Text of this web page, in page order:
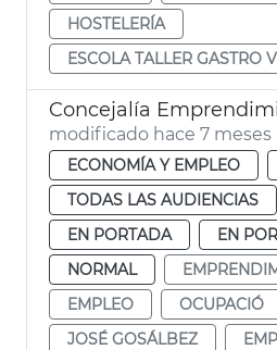
HOSTELERÍA
ESCOLA TALLER GASTRO
modificado hace 7 meses
ECONOMÍA Y EMPLEO
TODAS LAS AUDIENCIAS
EN PORTADA
EN
NORMAL
EMPLEO
OCUPACIÓ
JOSÉ GOSÁLBEZ